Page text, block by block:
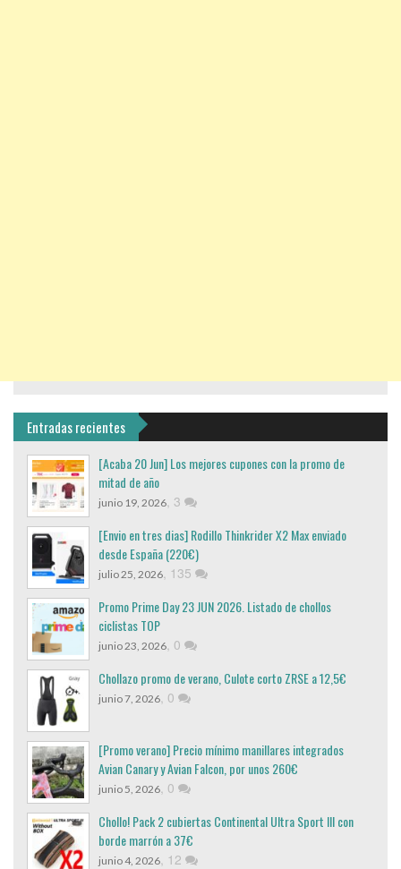
Entradas recientes
[Acaba 20 Jun] Los mejores cupones con la promo de
mitad de año
junio 19, 2026, 3
[Envio en tres dias] Rodillo Thinkrider X2 Max enviado
desde España (220€)
julio 25, 2026, 135
Promo Prime Day 23 JUN 2026. Listado de chollos
ciclistas TOP
junio 23, 2026, 0
Chollazo promo de verano, Culote corto ZRSE a 12,5€
junio 7, 2026, 0
[Promo verano] Precio mínimo manillares integrados
Avian Canary y Avian Falcon, por unos 260€
junio 5, 2026, 0
Chollo! Pack 2 cubiertas Continental Ultra Sport III con
borde marrón a 37€
junio 4, 2026, 12